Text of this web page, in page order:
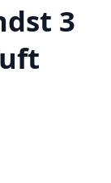
3